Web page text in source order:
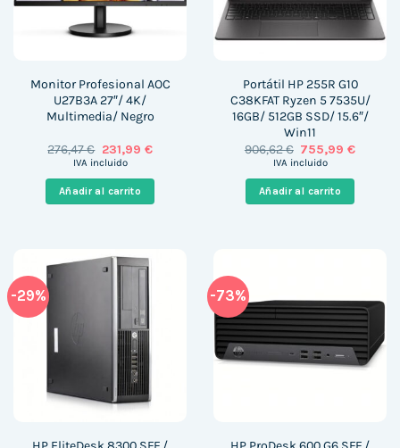
Monitor Profesional AOC
U27B3A 27″/ 4K/
Multimedia/ Negro
276,47€ El
precio
era:
276,47 €.
231,99 €El
es:
231,99 €.
IVA incluido
Añadir al carrito
Portátil HP 255R G10
C38KFAT Ryzen 5 7535U/
16GB/ 512GB SSD/ 15.6″/
Win11
906,62€ El
precio
era:
906,62 €.
755,99€El
IVA incluido
Añadir al carrito
-29% -73%